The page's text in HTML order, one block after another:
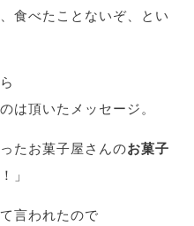
食べたことないぞ、とい
は頂いたメッセージ。
たお菓子屋さんのお菓子
」
て言われたので